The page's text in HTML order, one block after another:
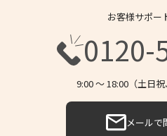
お客様サポー
0120-
9:00 〜 18:00（土日祝
メールで